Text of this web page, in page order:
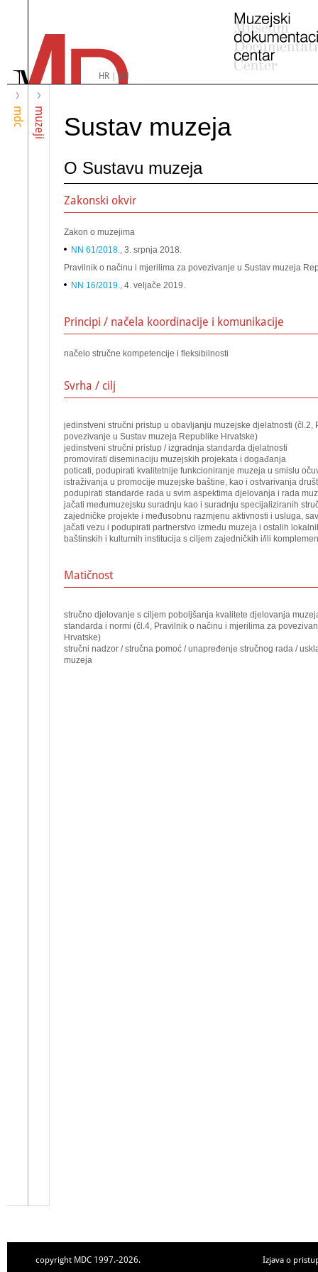
HR|EN
mdc muzeji Sustav muzeja
O Sustavu muzeja
Zakonski okvir
Zakon o muzejima
NN 61/2018., 3. srpnja 2018.
Pravilnik o načinu i mjerilima za povezivanje u Sustav muzeja
NN 16/2019., 4. veljače 2019.
Principi / načela koordinacije i komunikacije
načelo stručne kompetencije i fleksibilnosti
Svrha / cilj
jedinstveni stručni pristup u obavljanju muzejske djelatnosti (čl.2,
povezivanje u Sustav muzeja Republike Hrvatske)
jedinstveni stručni pristup / izgradnja standarda djelatnosti
promovirati diseminaciju muzejskih projekata i događanja
poticati, podupirati kvalitetnije funkcioniranje muzeja u smislu
istraživanja u promocije muzejske baštine, kao i ostvarivanja
podupirati standarde rada u svim aspektima djelovanja i rada
jačati međumuzejsku suradnju kao i suradnju specijaliziranih
zajedničke projekte i međusobnu razmjenu aktivnosti i usluga,
jačati vezu i podupirati partnerstvo između muzeja i ostalih
baštinskih i kulturnih institucija s ciljem zajedničkih i/ili
Matičnost
stručno djelovanje s ciljem poboljšanja kvalitete djelovanja
standarda i normi (čl.4, Pravilnik o načinu i mjerilima za
Hrvatske)
stručni nadzor / stručna pomoć / unapređenje stručnog rada /
muzeja
copyright MDC 1997.-2026. Izjava o